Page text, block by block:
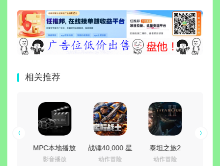
相关推荐
MPC本地播放
器(mpc-be)
影音播放
战锤40,000 星
际战士2
动作冒险
泰坦之旅2
Build.24619611
动作冒险